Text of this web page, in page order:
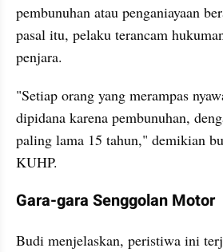
pembunuhan atau penganiayaan
pasal itu, pelaku terancam
penjara.
"Setiap orang yang merampas
dipidana karena pembunuhan,
paling lama 15 tahun," demikian
KUHP.
Gara-gara Senggolan Motor
Budi menjelaskan, peristiwa ini